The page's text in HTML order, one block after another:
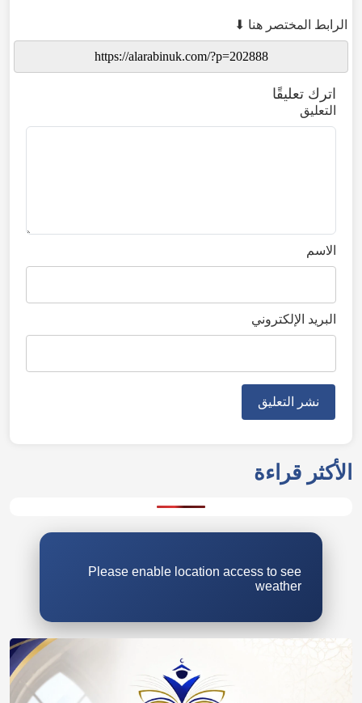
الرابط المختصر هنا ⬇
اترك تعليقًا
التعليق
الاسم
البريد الإلكتروني